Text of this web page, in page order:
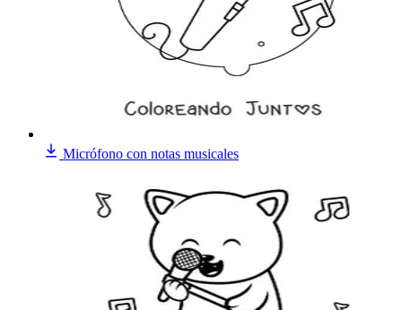
Micrófono con notas musicales